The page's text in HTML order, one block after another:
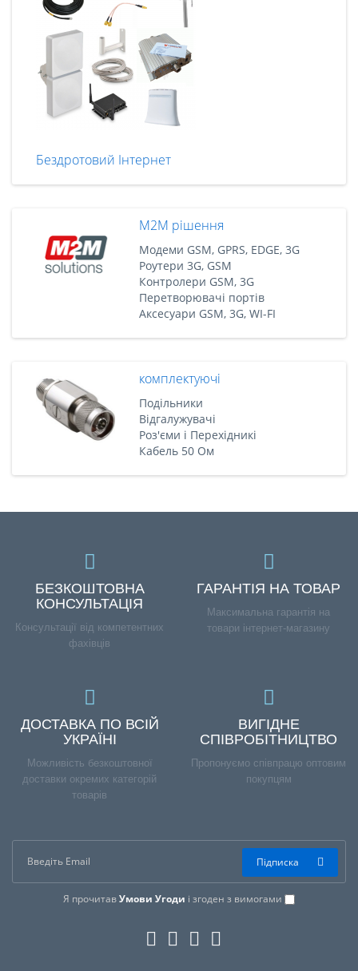
Бездротовий Інтернет
M2M рішення
Модеми GSM, GPRS, EDGE, 3G
Роутери 3G, GSM
Контролери GSM, 3G
Перетворювачі портів
Аксесуари GSM, 3G, WI-FI
комплектуючі
Подільники
Відгалужувачі
Роз'єми і Перехідникі
Кабель 50 Ом
БЕЗКОШТОВНА
КОНСУЛЬТАЦІЯ
Консультації від компетентних
фахівців
ГАРАНТІЯ НА ТОВАР
Максимальна гарантія на
товари інтернет-магазину
ДОСТАВКА ПО ВСІЙ
УКРАЇНІ
Можливість безкоштовної
доставки окремих категорій
товарів
ВИГІДНЕ
СПІВРОБІТНИЦТВО
Пропонуємо співпрацю оптовим
покупцям
Я прочитавУмови Угоди і згоден з вимогами
Підписка